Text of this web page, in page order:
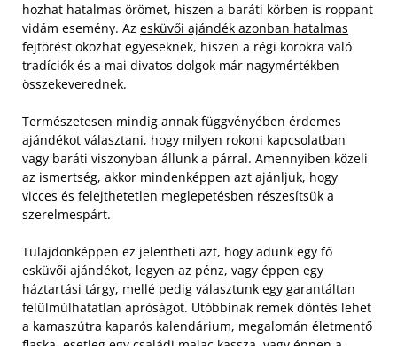
hozhat hatalmas örömet, hiszen a baráti körben is roppant
vidám esemény. Az esküvői ajándék azonban hatalmas
fejtörést okozhat egyeseknek, hiszen a régi korokra való
tradíciók és a mai divatos dolgok már nagymértékben
összekeverednek.
Természetesen mindig annak függvényében érdemes
ajándékot választani, hogy milyen rokoni kapcsolatban
vagy baráti viszonyban állunk a párral. Amennyiben közeli
az ismertség, akkor mindenképpen azt ajánljuk, hogy
vicces és felejthetetlen meglepetésben részesítsük a
szerelmespárt.
Tulajdonképpen ez jelentheti azt, hogy adunk egy fő
esküvői ajándékot, legyen az pénz, vagy éppen egy
háztartási tárgy, mellé pedig választunk egy garantáltan
felülmúlhatatlan apróságot. Utóbbinak remek döntés lehet
a kamaszútra kaparós kalendárium, megalomán életmentő